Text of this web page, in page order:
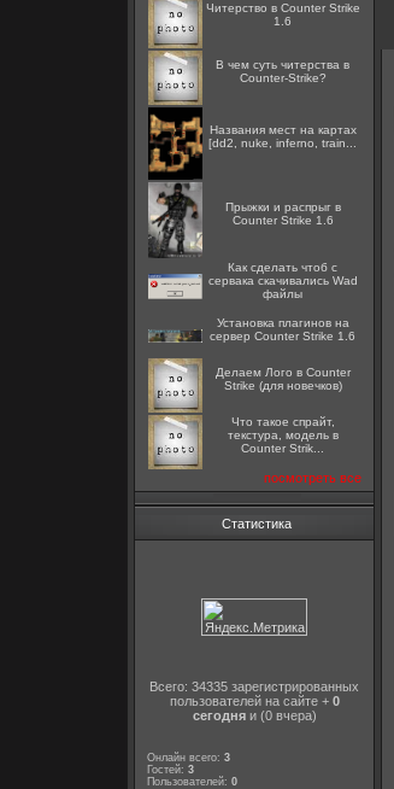
Читерство в Counter Strike
1.6
В чем суть читерства в
Counter-Strike?
Названия мест на картах
[dd2, nuke, inferno, train...
Прыжки и распрыг в
Counter Strike 1.6
Как сделать чтоб с
сервака скачивались Wad
файлы
Установка плагинов на
сервер Counter Strike 1.6
Делаем Лого в Counter
Strike (для новечков)
Что такое спрайт,
текстура, модель в
Counter Strik...
посмотреть все
Статистика
Всего: 34335 зарегистрированных
пользователей на сайте + 0
сегодняи (0 вчера)
Онлайн всего: 3
Гостей: 3
Пользователей: 0